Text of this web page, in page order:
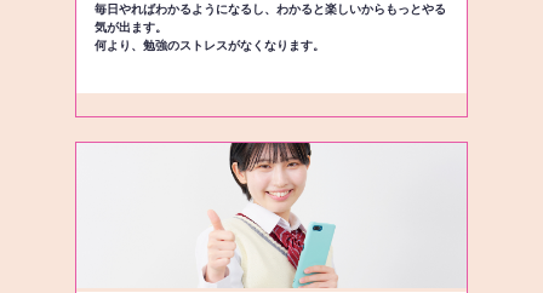
毎日やればわかるようになるし、わかると楽しいからもっとやる
気が出ます。
何より、勉強のストレスがなくなります。